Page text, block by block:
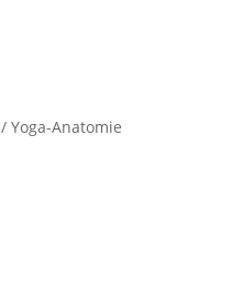
/ Yoga-Anatomie